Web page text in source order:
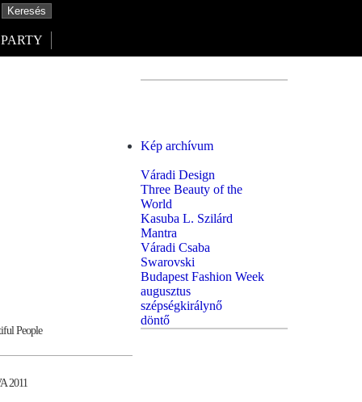
PARTY
People
2011
Kép archívum
Váradi Design
Three Beauty of the
World
Kasuba L. Szilárd
Mantra
Váradi Csaba
Swarovski
Budapest Fashion Week
augusztus
szépségkirálynő
döntő